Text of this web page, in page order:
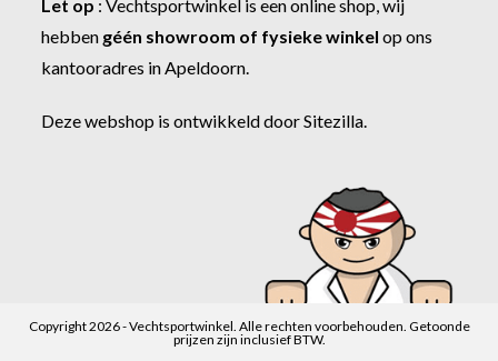
Let op :Vechtsportwinkel is een online shop, wij
hebben géén showroom of fysieke winkel op ons
kantooradres in Apeldoorn.
Deze webshop is ontwikkeld doorSitezilla
Copyright 2026 - Vechtsportwinkel. Alle rechten voorbehouden. Getoonde
prijzen zijn inclusief BTW.